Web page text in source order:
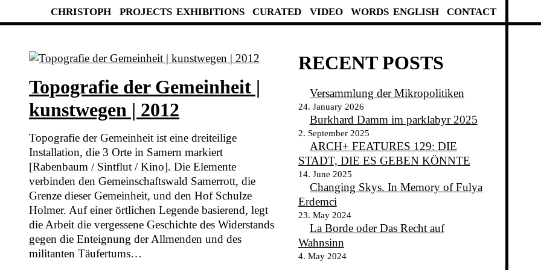
CHRISTOPH PROJECTS EXHIBITIONS CURATED VIDEO WORDS ENGLISH CONTACT
Topografie der Gemeinheit |
kunstwegen | 2012
Topografie der Gemeinheit ist eine dreiteilige
Installation, die 3 Orte in Samern markiert
[Rabenbaum / Sintflut / Kino]. Die Elemente
verbinden den Gemeinschaftswald Samerrott, die
Grenze dieser Gemeinheit, und den Hof Schulze
Holmer. Auf einer örtlichen Legende basierend, legt
die Arbeit die vergessene Geschichte des Widerstands
gegen die Enteignung der Allmenden und des
militanten Täufertums…
RECENT POSTS
Versammlung der Mikropolitiken
24. January 2026
Burkhard Damm im parklabyr 2025
2. September 2025
ARCH+ FEATURES 129: DIE
STADT, DIE ES GEBEN KÖNNTE
14. June 2025
Changing Skys. In Memory of Fulya
Erdemci
23. May 2024
La Borde oder Das Recht auf
Wahnsinn
4. May 2024